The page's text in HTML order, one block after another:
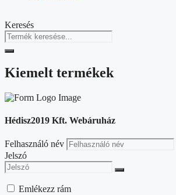
Keresés
Kiemelt termékek
Hédisz2019 Kft. Webáruház
Felhasználó név
Jelszó
Emlékezz rám